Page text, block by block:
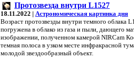
Протозвезда внутри L1527
18.11.2022 | Астрономическая картинка дня
Возраст протозвезды внутри темного облака
погружена в облако из газа и пыли, дающего
изображении, полученном камерой NIRCam
темная полоса в узком месте инфракрасной
молодой звездообразный объект.